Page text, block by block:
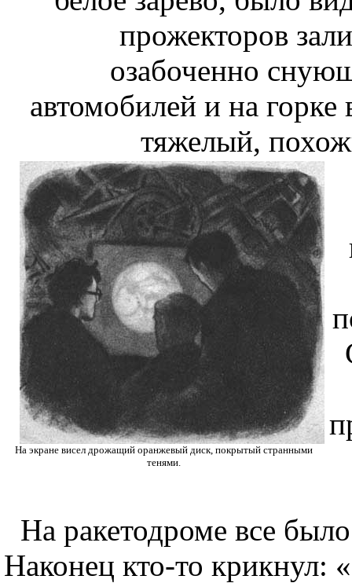
прожекторов
озабоченно
автомобилей и на
тяжелый,
На экране висел дрожащий оранжевый диск, покрытый странными
тенями.
На ракетодроме все
Наконец кто-то крикнул: